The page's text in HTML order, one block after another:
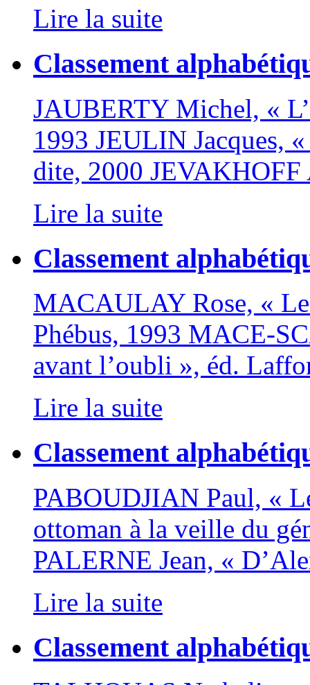
Lire la suite
Classement
JAUBERTY Michel, «
1993 JEULIN Jacques,
dite, 2000
Lire la suite
Classement
MACAULAY Rose, «
Phébus, 1993 MACE-
avant l’oubli », éd.
Lire la suite
Classement
PABOUDJIAN Paul, «
ottoman à la veille du
PALERNE Jean, «
Lire la suite
Classement